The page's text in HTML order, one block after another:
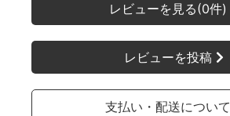
レビューを見る(0件)
レビューを投稿
支払い・配送について